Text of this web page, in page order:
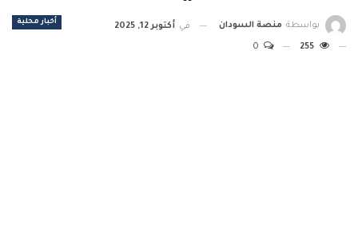
أخبار محلية بواسطة منصة السودان في أكتوبر 12, 2025
255